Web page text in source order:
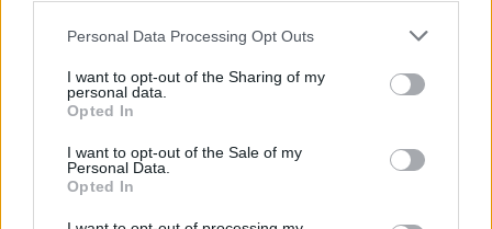
Please note that this website/app uses one or more Google
not limited to your visit or usage behaviour. You may click to
grant or deny consent to Google and its third-party tags to
use your data for below specified purposes in below Google
consent section.
Personal Data Processing Opt Outs
I want to opt-out of the Sharing of my
personal data.
Opted In
I want to opt-out of the Sale of my
Personal Data.
Opted In